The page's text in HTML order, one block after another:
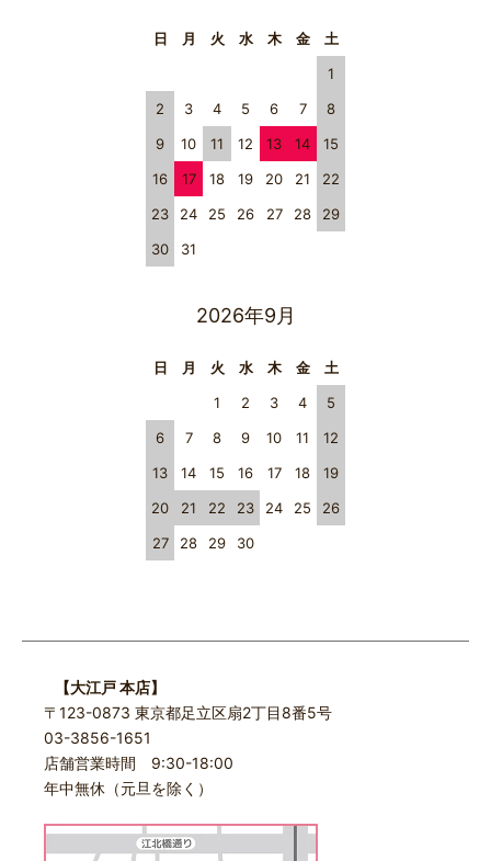
日 月 火 水 木 金
土
1
2
3 4 5 6 7
8
9
10 11 12 13 14
15
16
17 18 19 20 21
22
23
24 25 26 27 28
29
30
31
2026年9月
日 月 火 水 木 金
土
1
2 3 4
5
6
7 8 9 10 11
12
13
14 15 16 17 18
19
20
21 22 23 24 25
26
27
28 29 30
【大江戸 本店】
〒123-0873 東京都足立区扇2丁目8番5号
03-3856-1651
店舗営業時間 9:30-18:00
年中無休（元旦を除く）